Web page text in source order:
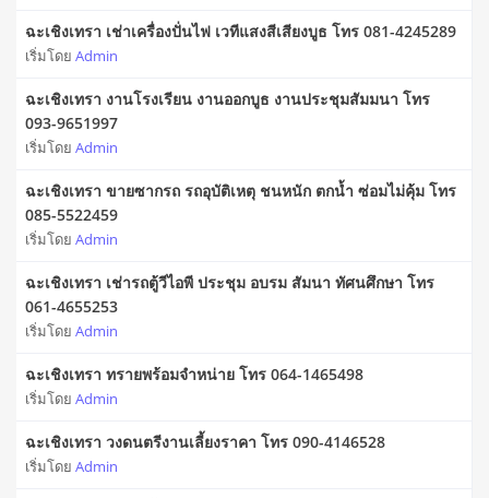
ฉะเชิงเทรา เช่าเครื่องปั่นไฟ เวทีแสงสีเสียงบูธ โทร 081-4245289
เริ่มโดย Admin
ฉะเชิงเทรา งานโรงเรียน งานออกบูธ งานประชุมสัมมนา โทร
093-9651997
เริ่มโดย Admin
ฉะเชิงเทรา ขายซากรถ รถอุบัติเหตุ ชนหนัก ตกน้ำ ซ่อมไม่คุ้ม โทร
085-5522459
เริ่มโดย Admin
ฉะเชิงเทรา เช่ารถตู้วีไอพี ประชุม อบรม สัมนา ทัศนศึกษา โทร
061-4655253
เริ่มโดย Admin
ฉะเชิงเทรา ทรายพร้อมจำหน่าย โทร 064-1465498
เริ่มโดย Admin
ฉะเชิงเทรา วงดนตรีงานเลี้ยงราคา โทร 090-4146528
เริ่มโดย Admin